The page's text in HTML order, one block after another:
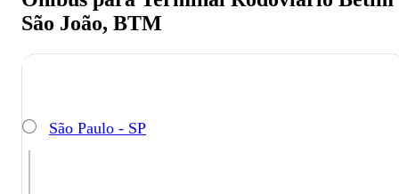
São João, BTM
São Paulo - SP